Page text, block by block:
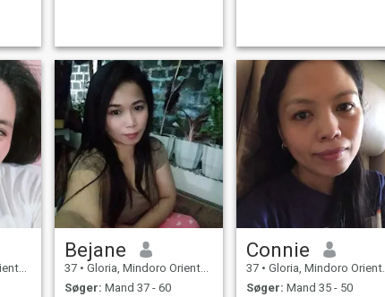
Bejane
37 • Gloria, Mindoro Oriental, Filippinerne
Søger: Mand 37 - 60
Connie
37 • Gloria, Mindoro Oriental, Filippinerne
Søger: Mand 35 - 50